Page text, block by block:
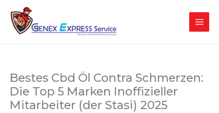
content
Bestes Cbd Öl Contra Schmerzen:
Die Top 5 Marken Inoffizieller
Mitarbeiter (der Stasi) 2025